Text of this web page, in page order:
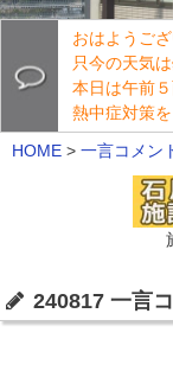
おはようご
只今の天気は
本日は午前
熱中症対策
HOME > 一言コメン
240817 一言